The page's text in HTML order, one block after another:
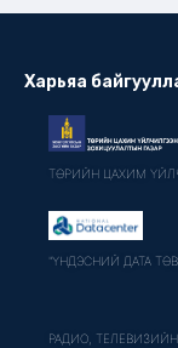
Харьяа
ТӨРИЙН ЦАХИМ
"ҮНДЭСНИЙ ДАТА
РАДИО,